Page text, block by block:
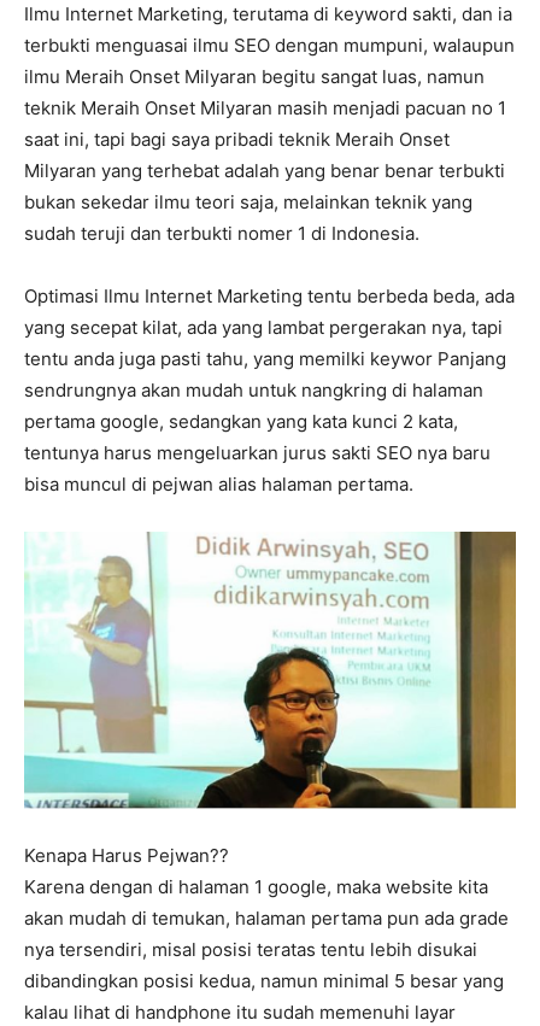
Ilmu Internet Marketing, terutama di keyword sakti, dan ia
terbukti menguasai ilmu SEO dengan mumpuni, walaupun
ilmu Meraih Onset Milyaran begitu sangat luas, namun
teknik Meraih Onset Milyaran masih menjadi pacuan no 1
saat ini, tapi bagi saya pribadi teknik Meraih Onset
Milyaran yang terhebat adalah yang benar benar terbukti
bukan sekedar ilmu teori saja, melainkan teknik yang
sudah teruji dan terbukti nomer 1 di Indonesia.
Optimasi Ilmu Internet Marketing tentu berbeda beda, ada
yang secepat kilat, ada yang lambat pergerakan nya, tapi
tentu anda juga pasti tahu, yang memilki keywor Panjang
sendrungnya akan mudah untuk nangkring di halaman
pertama google, sedangkan yang kata kunci 2 kata,
tentunya harus mengeluarkan jurus sakti SEO nya baru
bisa muncul di pejwan alias halaman pertama.
Kenapa Harus Pejwan??
Karena dengan di halaman 1 google, maka website kita
akan mudah di temukan, halaman pertama pun ada grade
nya tersendiri, misal posisi teratas tentu lebih disukai
dibandingkan posisi kedua, namun minimal 5 besar yang
kalau lihat di handphone itu sudah memenuhi layar